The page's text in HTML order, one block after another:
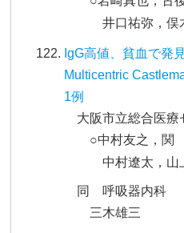
井口祐弥，俣
IgG高値、貧血で発
Multicentric
1例
大阪市立総合医療
○中村友之，関
中村遼太，山
同 呼吸器内科
三木雄三